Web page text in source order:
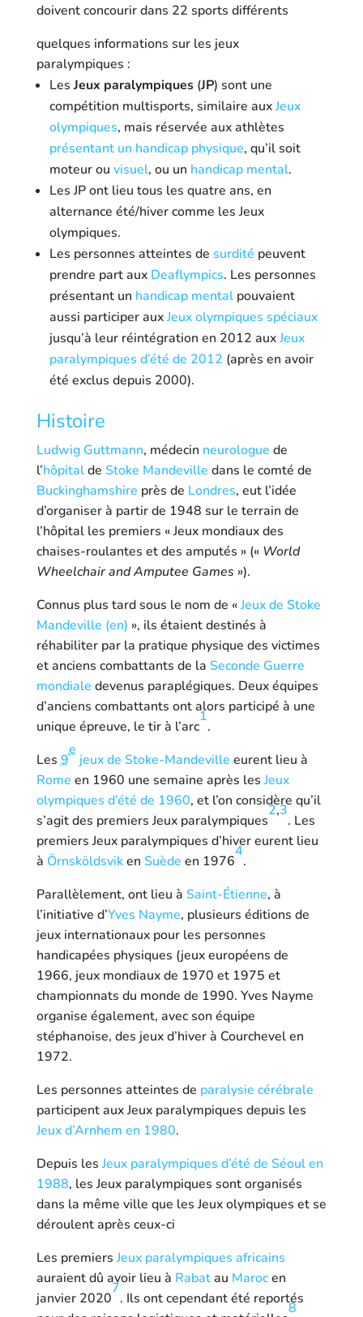
doivent concourir dans 22 sports différents
quelques informations sur les jeux
paralympiques :
Les Jeux paralympiques(JP) sont une
compétition multisports, similaire auxJeux
olympiques, mais réservée aux athlètes
présentant un handicap physique, qu’il soit
moteur ou visuel, ou un handicap mental.
Les JP ont lieu tous les quatre ans, en
alternance été/hiver comme les Jeux
olympiques.
Les personnes atteintes de surdité peuvent
prendre part aux Deaflympics. Les personnes
présentant un handicap mentalpouvaient
aussi participer auxJeux olympiques spéciaux
jusqu’à leur réintégration en 2012 auxJeux
paralympiques d’été de 2012 (après en avoir
été exclus depuis 2000).
Histoire
Ludwig Guttmann, médecin neurologue de
l’hôpitalde Stoke Mandeville dans le comté de
Buckinghamshire près de Londres, eut l’idée
d’organiser à partir de 1948 sur le terrain de
l’hôpital les premiers « Jeux mondiaux des
chaises-roulantes et des amputés » (« World
Wheelchair and Amputee Games »).
Connus plus tard sous le nom de «Jeux de Stoke
Mandeville (en) », ils étaient destinés à
réhabiliter par la pratique physique des victimes
et anciens combattants de la Seconde Guerre
mondiale devenus paraplégiques. Deux équipes
d’anciens combattants ont alors participé à une
unique épreuve, le tir à l’arc
1
.
Les9
e
jeux de Stoke-Mandeville eurent lieu à
Rome en 1960 une semaine après les Jeux
olympiques d’été de 1960, et l’on considère qu’il
s’agit des premiers Jeux paralympiques
2,3
. Les
premiers Jeux paralympiques d’hiver eurent lieu
à Örnsköldsviken Suède en 1976
4
.
Parallèlement, ont lieu à Saint-Étienne, à
l’initiative d’Yves Nayme, plusieurs éditions de
jeux internationaux pour les personnes
handicapées physiques (jeux européens de
1966, jeux mondiaux de 1970 et 1975 et
championnats du monde de 1990. Yves Nayme
organise également, avec son équipe
stéphanoise, des jeux d’hiver à Courchevel en
1972.
Les personnes atteintes de paralysie cérébrale
participent aux Jeux paralympiques depuis les
Jeux d’Arnhem en 1980.
Depuis les Jeux paralympiques d’été de Séoul en
1988, les Jeux paralympiques sont organisés
dans la même ville que les Jeux olympiques et se
déroulent après ceux-ci
Les premiers Jeux paralympiques africains
auraient dû avoir lieu à Rabatau Marocen
janvier 2020
7
. Ils ont cependant été reportés
8